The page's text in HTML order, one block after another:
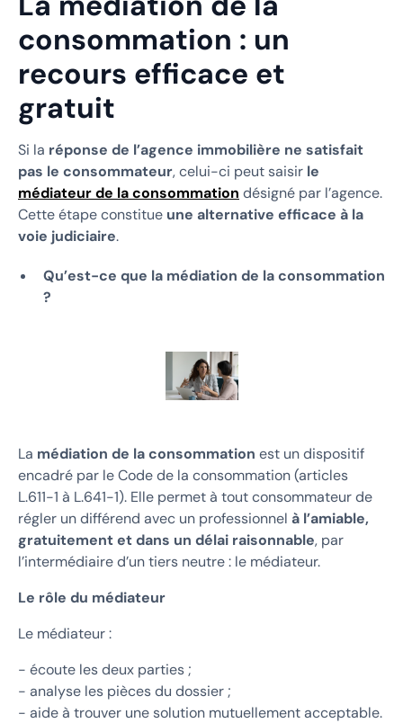
consommation : un
recours efficace et
gratuit
Si la réponse de l’agence immobilière ne satisfait
pas le consommateur, celui-ci peut saisir le
médiateur de la consommation désigné par l’agence.
Cette étape constitue une alternative efficace à la
voie judiciaire.
Qu’est-ce que la médiation de la consommation
?
La médiation de la consommation est un dispositif
encadré par le Code de la consommation (articles
L.611-1 à L.641-1). Elle permet à tout consommateur de
régler un différend avec un professionnel à l’amiable,
gratuitement et dans un délai raisonnable, par
l’intermédiaire d’un tiers neutre : le médiateur.
Le rôle du médiateur
Le médiateur :
- écoute les deux parties ;
- analyse les pièces du dossier ;
- aide à trouver une solution mutuellement acceptable.